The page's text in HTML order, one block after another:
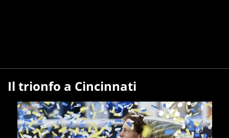
Il trionfo a Cincinnati